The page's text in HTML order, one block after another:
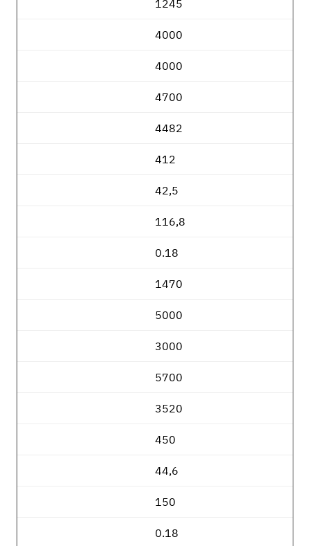
1245
4000
4000
4700
4482
412
42,5
116,8
0.18
1470
5000
3000
5700
3520
450
44,6
150
0.18